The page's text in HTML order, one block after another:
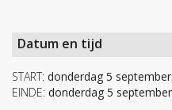
Datum en tijd
START: donderdag 5
EINDE: donderdag 5